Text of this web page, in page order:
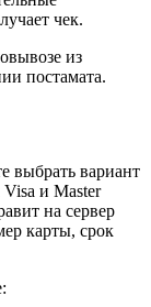
чек.
из
постамата.
выбрать вариант
и Master
на сервер
карты, срок